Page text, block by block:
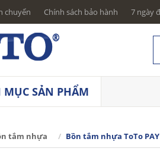
chuyển Chính sách bảo hành 7 ngày
MỤC SẢN PHẨM
tắm nhựa Bồn tắm nhựa ToTo